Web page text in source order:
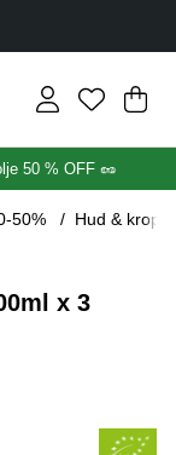
.
50 % OFF 🥜
50% Hud & kropp
x 3
0
x 3 pakker